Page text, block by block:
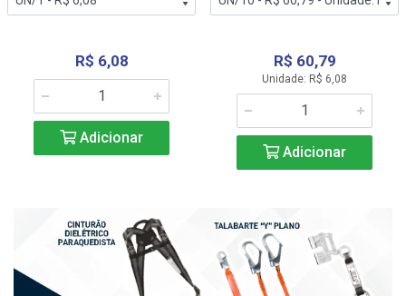
R$ 6,08
Adicionar
R$ 60,79
Unidade: R$ 6,08
Adicionar